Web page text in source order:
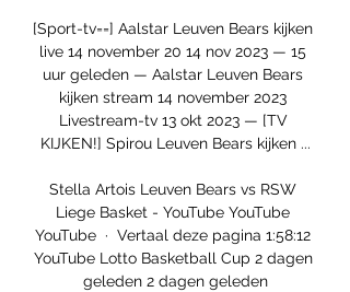
[Sport-tv==] Aalstar Leuven Bears kijken
live 14 november 20 14 nov 2023 — 15
uur geleden — Aalstar Leuven Bears
kijken stream 14 november 2023
Livestream-tv 13 okt 2023 — [TV
KIJKEN!] Spirou Leuven Bears kijken ...
Stella Artois Leuven Bears vs RSW
Liege Basket - YouTube YouTube
YouTube  ·  Vertaal deze pagina 1:58:12
YouTube Lotto Basketball Cup 2 dagen
geleden 2 dagen geleden